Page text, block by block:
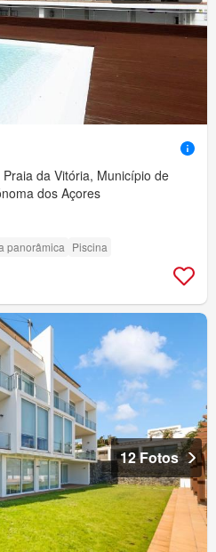
da Vitória, Município de
dos Açores
panorâmica Piscina
12 Fotos